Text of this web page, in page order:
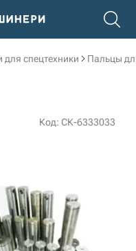
для спецтехники Пальцы
Код: СК-6333033